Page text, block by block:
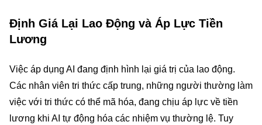
Định Giá Lại Lao Động và Áp Lực Tiền
Lương
Việc áp dụng AI đang định hình lại giá trị của lao động.
Các nhân viên tri thức cấp trung, những người thường làm
việc với tri thức có thể mã hóa, đang chịu áp lực về tiền
lương khi AI tự động hóa các nhiệm vụ thường lệ. Tuy